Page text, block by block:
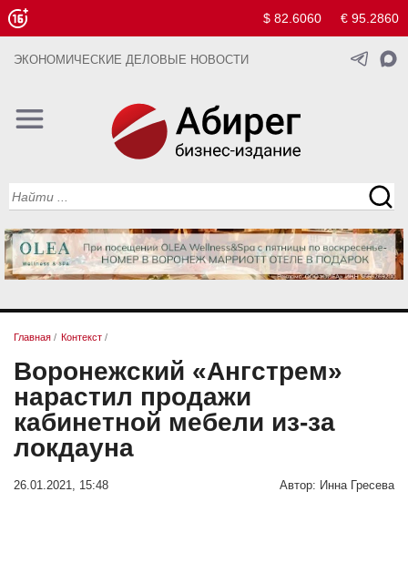
$ 82.6060 € 95.2860
ЭКОНОМИЧЕСКИЕ ДЕЛОВЫЕ НОВОСТИ
Главная / Контекст /
Воронежский «Ангстрем»
нарастил продажи
кабинетной мебели из-за
локдауна
26.01.2021, 15:48 Автор: Инна Гресева